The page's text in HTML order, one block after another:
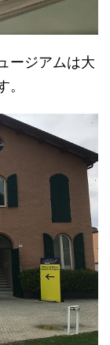
ージアムは大